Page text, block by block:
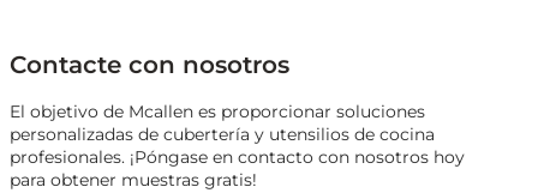
Contacte con nosotros
El objetivo de Mcallen es proporcionar soluciones
personalizadas de cubertería y utensilios de cocina
profesionales. ¡Póngase en contacto con nosotros hoy
para obtener muestras gratis!